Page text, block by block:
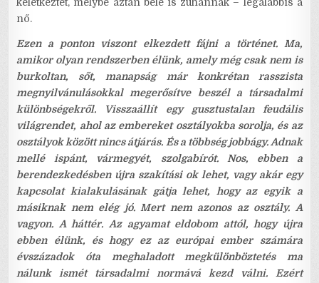
keletkeztet, melybe aztán bele is zuhannak – legalábbis a
nő.
Ezen a ponton viszont elkezdett fájni a történet. Ma,
amikor olyan rendszerben élünk, amely még csak nem is
burkoltan, sőt, manapság már konkrétan rasszista
megnyilvánulásokkal megerősítve beszél a társadalmi
különbségekről. Visszaállít egy gusztustalan feudális
világrendet, ahol az embereket osztályokba sorolja, és az
osztályok között nincs átjárás. És a többség jobbágy. Adnak
mellé ispánt, vármegyét, szolgabírót. Nos, ebben a
berendezkedésben újra szakítási ok lehet, vagy akár egy
kapcsolat kialakulásának gátja lehet, hogy az egyik a
másiknak nem elég jó. Mert nem azonos az osztály. A
vagyon. A háttér. Az agyamat eldobom attól, hogy újra
ebben élünk, és hogy ez az európai ember számára
évszázadok óta meghaladott megkülönböztetés ma
nálunk ismét társadalmi normává kezd válni. Ezért